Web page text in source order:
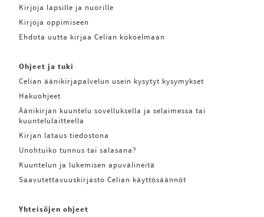
Kirjoja lapsille ja nuorille
Kirjoja oppimiseen
Ehdota uutta kirjaa Celian kokoelmaan
Ohjeet ja tuki
Celian äänikirjapalvelun usein kysytyt kysymykset
Hakuohjeet
Äänikirjan kuuntelu sovelluksella ja selaimessa tai
kuuntelulaitteella
Kirjan lataus tiedostona
Unohtuiko tunnus tai salasana?
Kuuntelun ja lukemisen apuvälineitä
Saavutettavuuskirjasto Celian käyttösäännöt
Yhteisöjen ohjeet